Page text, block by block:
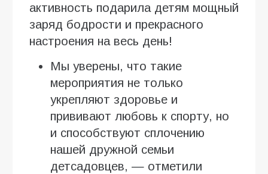
активность подарила детям мощный
заряд бодрости и прекрасного
настроения на весь день!
Мы уверены, что такие
мероприятия не только
укрепляют здоровье и
прививают любовь к спорту, но
и способствуют сплочению
нашей дружной семьи
детсадовцев, — отметили